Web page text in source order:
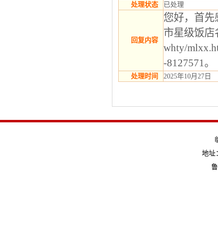
处理状态 已处理
回复内容
您好，首
市星级饭店
whty/
-8127571。
处理时间 2025年10月27日
地址